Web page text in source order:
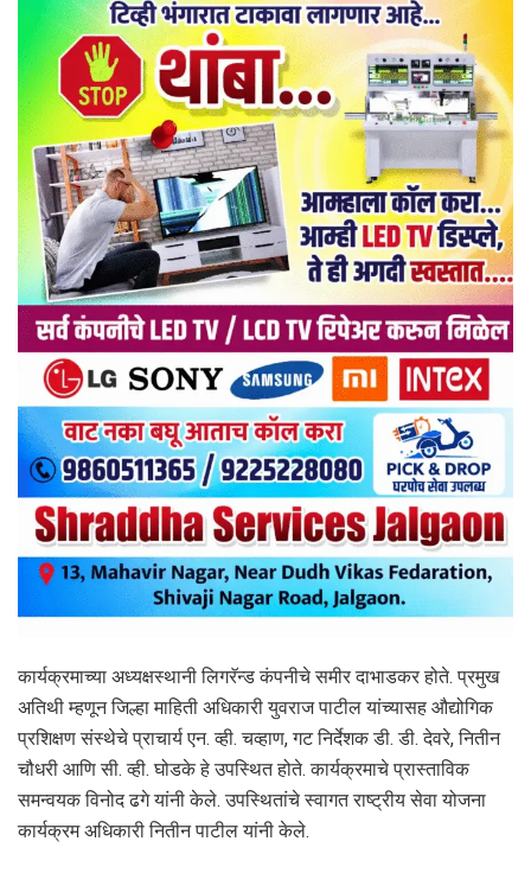
कार्यक्रमाच्या अध्यक्षस्थानी लिगरॅन्ड कंपनीचे समीर दाभाडकर होते. प्रमुख
अतिथी म्हणून जिल्हा माहिती अधिकारी युवराज पाटील यांच्यासह औद्योगिक
प्रशिक्षण संस्थेचे प्राचार्य एन. व्ही. चव्हाण, गट निर्देशक डी. डी. देवरे, नितीन
चौधरी आणि सी. व्ही. घोडके हे उपस्थित होते. कार्यक्रमाचे प्रास्ताविक
समन्वयक विनोद ढगे यांनी केले. उपस्थितांचे स्वागत राष्ट्रीय सेवा योजना
कार्यक्रम अधिकारी नितीन पाटील यांनी केले.